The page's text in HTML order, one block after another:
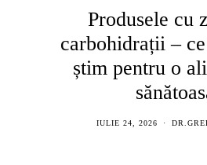
Produsele cu
carbohidrații –
știm pentru o
IULIE 24, 2026